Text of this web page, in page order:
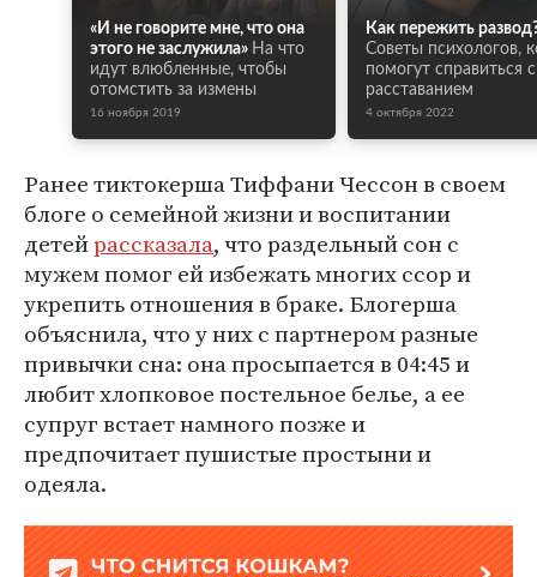
«И не говорите мне, что она
этого не заслужила» На что
идут влюбленные, чтобы
отомстить за измены
16 ноября 2019
Как пережить
Советы психологов,
помогут справиться с
расставанием
4 октября 2022
Ранее тиктокерша Тиффани Чессон в своем
блоге о семейной жизни и воспитании
детейрассказала, что раздельный сон с
мужем помог ей избежать многих ссор и
укрепить отношения в браке. Блогерша
объяснила, что у них с партнером разные
привычки сна: она просыпается в 04:45 и
любит хлопковое постельное белье, а ее
супруг встает намного позже и
предпочитает пушистые простыни и
одеяла.